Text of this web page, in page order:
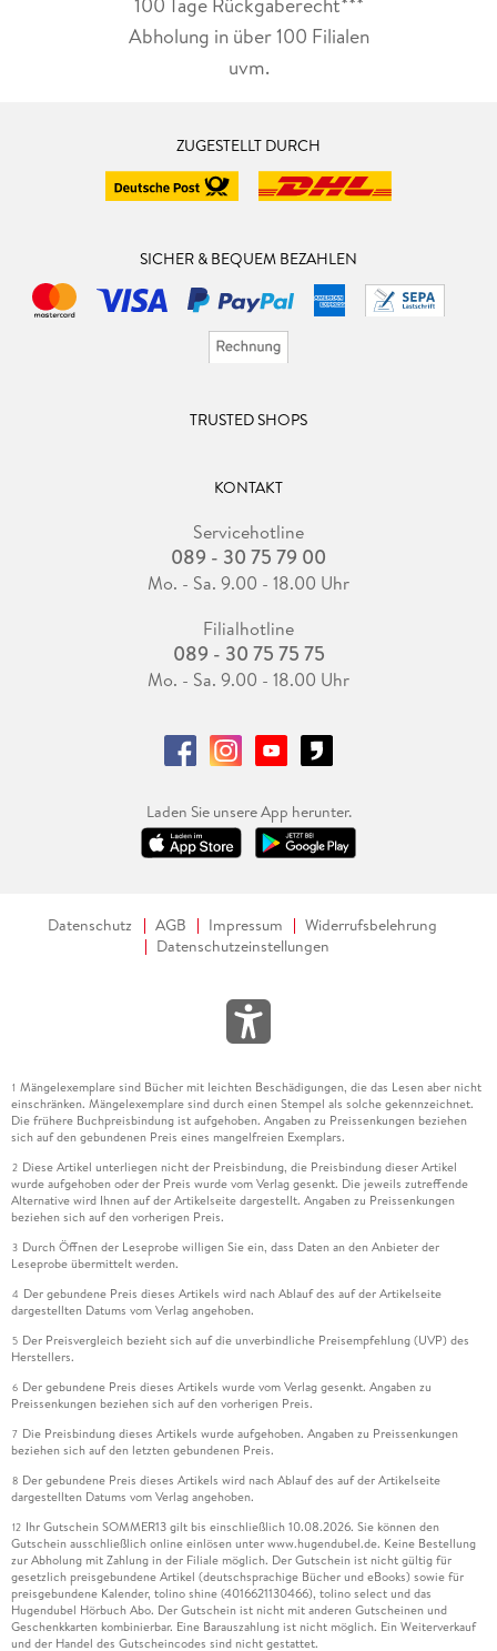
Abholung in über 100 Filialen
uvm.
ZUGESTELLT DURCH
SICHER & BEQUEM BEZAHLEN
TRUSTED SHOPS
KONTAKT
Servicehotline
089 - 30 75 79 00
Mo. - Sa. 9.00 - 18.00 Uhr
Filialhotline
089 - 30 75 75 75
Mo. - Sa. 9.00 - 18.00 Uhr
Laden Sie unsere App herunter.
Datenschutz AGB Impressum
Widerrufsbelehrung
Datenschutzeinstellungen
1 Mängelexemplare sind Bücher mit leichten Beschädigungen, die das Lesen aber nicht
einschränken. Mängelexemplare sind durch einen Stempel als solche gekennzeichnet.
Die frühere Buchpreisbindung ist aufgehoben. Angaben zu Preissenkungen beziehen
sich auf den gebundenen Preis eines mangelfreien Exemplars.
2 Diese Artikel unterliegen nicht der Preisbindung, die Preisbindung dieser Artikel
wurde aufgehoben oder der Preis wurde vom Verlag gesenkt. Die jeweils zutreffende
Alternative wird Ihnen auf der Artikelseite dargestellt. Angaben zu Preissenkungen
beziehen sich auf den vorherigen Preis.
3 Durch Öffnen der Leseprobe willigen Sie ein, dass Daten an den Anbieter der
Leseprobe übermittelt werden.
4 Der gebundene Preis dieses Artikels wird nach Ablauf des auf der Artikelseite
dargestellten Datums vom Verlag angehoben.
5 Der Preisvergleich bezieht sich auf die unverbindliche Preisempfehlung (UVP) des
Herstellers.
6 Der gebundene Preis dieses Artikels wurde vom Verlag gesenkt. Angaben zu
Preissenkungen beziehen sich auf den vorherigen Preis.
7 Die Preisbindung dieses Artikels wurde aufgehoben. Angaben zu Preissenkungen
beziehen sich auf den letzten gebundenen Preis.
8 Der gebundene Preis dieses Artikels wird nach Ablauf des auf der Artikelseite
dargestellten Datums vom Verlag angehoben.
12 Ihr Gutschein SOMMER13 gilt bis einschließlich 10.08.2026. Sie können den
Gutschein ausschließlich online einlösen unter www.hugendubel.de. Keine Bestellung
zur Abholung mit Zahlung in der Filiale möglich. Der Gutschein ist nicht gültig für
gesetzlich preisgebundene Artikel (deutschsprachige Bücher und eBooks) sowie für
preisgebundene Kalender, tolino shine (4016621130466), tolino select und das
Hugendubel Hörbuch Abo. Der Gutschein ist nicht mit anderen Gutscheinen und
Geschenkkarten kombinierbar. Eine Barauszahlung ist nicht möglich. Ein Weiterverkauf
und der Handel des Gutscheincodes sind nicht gestattet.